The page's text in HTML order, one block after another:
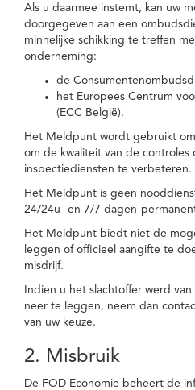
Als u daarmee instemt, kan uw
doorgegeven aan een
minnelijke schikking te treffen
onderneming:
de
het Europees Centrum
(ECC België).
Het Meldpunt wordt gebruikt
om de kwaliteit van de controles
inspectiediensten te verbeteren.
Het Meldpunt is geen
24/24u- en 7/7 dagen-
Het Meldpunt biedt niet de
leggen of officieel aangifte te
misdrijf.
Indien u het slachtoffer werd
neer te leggen, neem dan
van uw keuze.
2. Misbruik
De FOD Economie beheert de